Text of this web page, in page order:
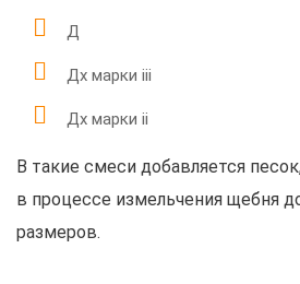
Д
Дх марки iii
Дх марки ii
В такие смеси добавляется
в процессе измельчения щебня
размеров.